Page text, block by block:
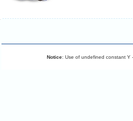
Notice: Use of undefined constant Y